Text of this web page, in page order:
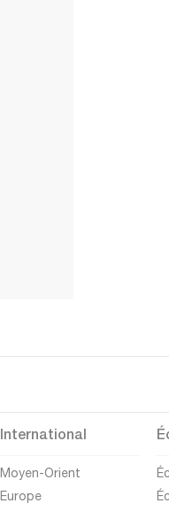
International
Moyen-Orient
Europe